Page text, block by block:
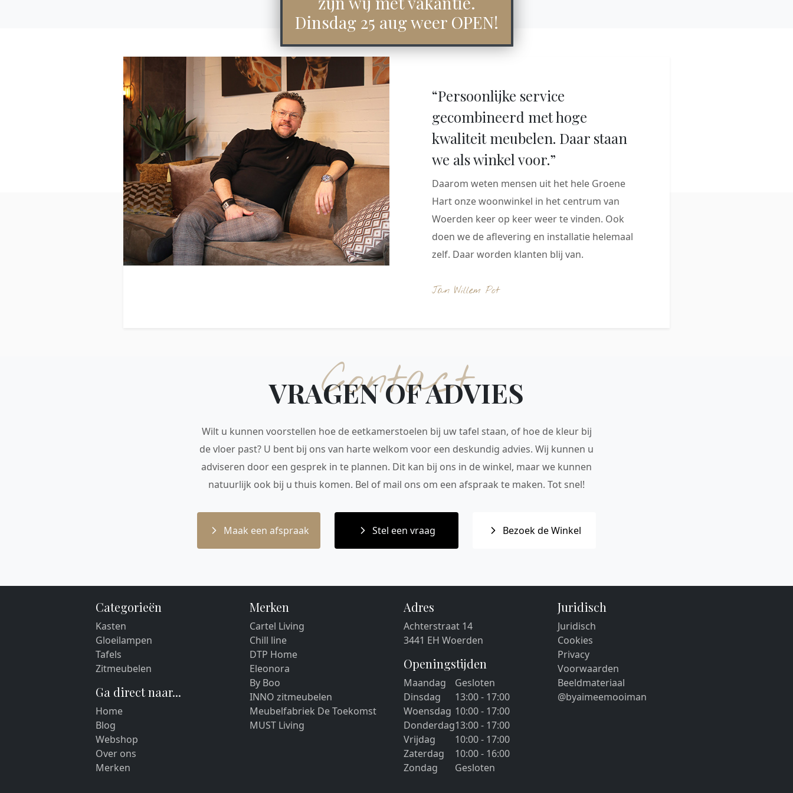
“Persoonlijke service
gecombineerd met hoge
kwaliteit meubelen. Daar staan
we als winkel voor.”
Daarom weten mensen uit het hele Groene
Hart onze woonwinkel in het centrum van
Woerden keer op keer weer te vinden. Ook
doen we de aflevering en installatie helemaal
zelf. Daar worden klanten blij van.
Jan Willem Pot
Contact
VRAGEN OF ADVIES
Wilt u kunnen voorstellen hoe de eetkamerstoelen bij uw tafel staan, of hoe de kleur bij
de vloer past? U bent bij ons van harte welkom voor een deskundig advies. Wij kunnen u
adviseren door een gesprek in te plannen. Dit kan bij ons in de winkel, maar we kunnen
natuurlijk ook bij u thuis komen. Bel of mail ons om een afspraak te maken. Tot snel!
Maak een afspraak Stel een vraag Bezoek de Winkel
Categorieën
Kasten
Gloeilampen
Tafels
Zitmeubelen
Ga direct naar...
Home
Blog
Webshop
Over ons
Merken
Merken
Cartel Living
Chill line
DTP Home
Eleonora
By Boo
INNO zitmeubelen
Meubelfabriek De Toekomst
MUST Living
Adres
Achterstraat 14
3441 EH Woerden
Openingstijden
Maandag
Gesloten
Dinsdag
13:00 - 17:00
Woensdag 10:00 - 17:00
Donderdag13:00 - 17:00
Vrijdag
10:00 - 17:00
Zaterdag
10:00 - 16:00
Zondag
Gesloten
Juridisch
Juridisch
Cookies
Privacy
Voorwaarden
Beeldmateriaal
@byaimeemooiman
Dinsdag 25 aug weer OPEN!